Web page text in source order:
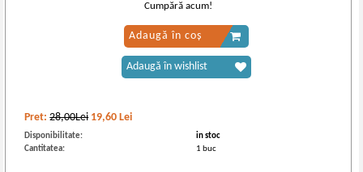
Pret:28,00Lei 19,60 Lei
Disponibilitate:
in stoc
Cantitatea:
1 buc
Cumpără acum!
Adaugă în coș
Adaugă în wishlist